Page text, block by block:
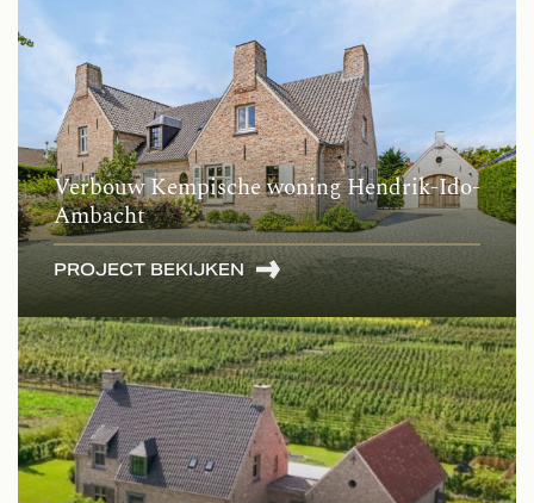
Verbouw Kempische woning Hendrik-Ido-
Ambacht
PROJECT BEKIJKEN